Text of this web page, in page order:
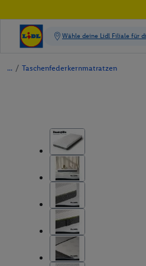
/ Taschenfederkernmatratzen